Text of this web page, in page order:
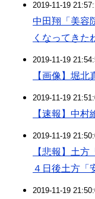
2019-11-19
中田翔「美容
くなってきた
2019-11-19
【画像】堀
2019-11-19
【速報】中
2019-11-19
【悲報】土
４日後土方「
2019-11-19